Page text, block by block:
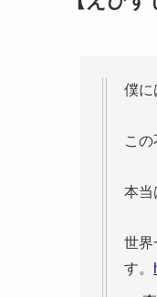
僕に
こ
本当
世界
す。